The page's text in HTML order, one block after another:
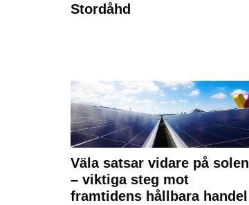
Stordåhd
Väla satsar vidare på solen
– viktiga steg mot
framtidens hållbara handel